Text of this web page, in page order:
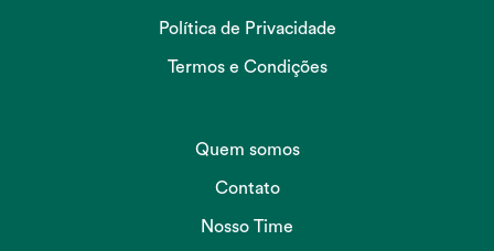
Política de Privacidade
Termos e Condições
Quem somos
Contato
Nosso Time